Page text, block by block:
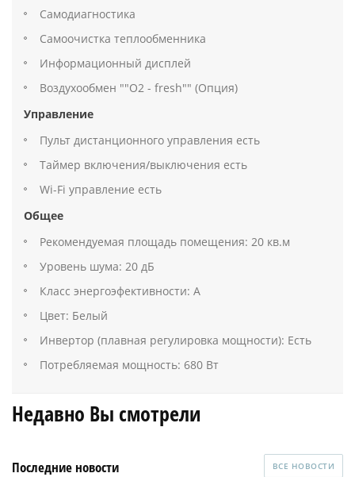
Самодиагностика
Самоочистка теплообменника
Информационный дисплей
Воздухообмен ""О2 - fresh"" (Опция)
Управление
Пульт дистанционного управления есть
Таймер включения/выключения есть
Wi-Fi управление есть
Общее
Рекомендуемая площадь помещения: 20 кв.м
Уровень шума: 20 дБ
Класс энергоэфективности: А
Цвет: Белый
Инвертор (плавная регулировка мощности): Есть
Потребляемая мощность: 680 Вт
Недавно Вы смотрели
Последние новости ВСЕ НОВОСТИ